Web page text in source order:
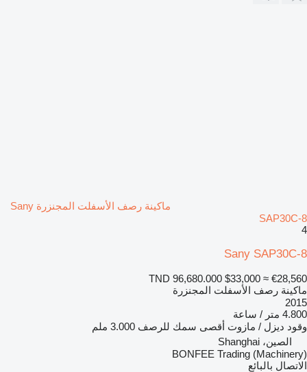
ماكينة رصف الأسفلت المجنزرة Sany
SAP30C-8
4
Sany SAP30C-8
TND 96,680.000 $33,000 ≈ €28,560
ماكينة رصف الأسفلت المجنزرة
2015
4.800 متر / ساعة
وقود ديزل / مازوت أقصى سمك للرصف 3.000 ملم
الصين، Shanghai
BONFEE Trading (Machinery)
الاتصال بالبائع